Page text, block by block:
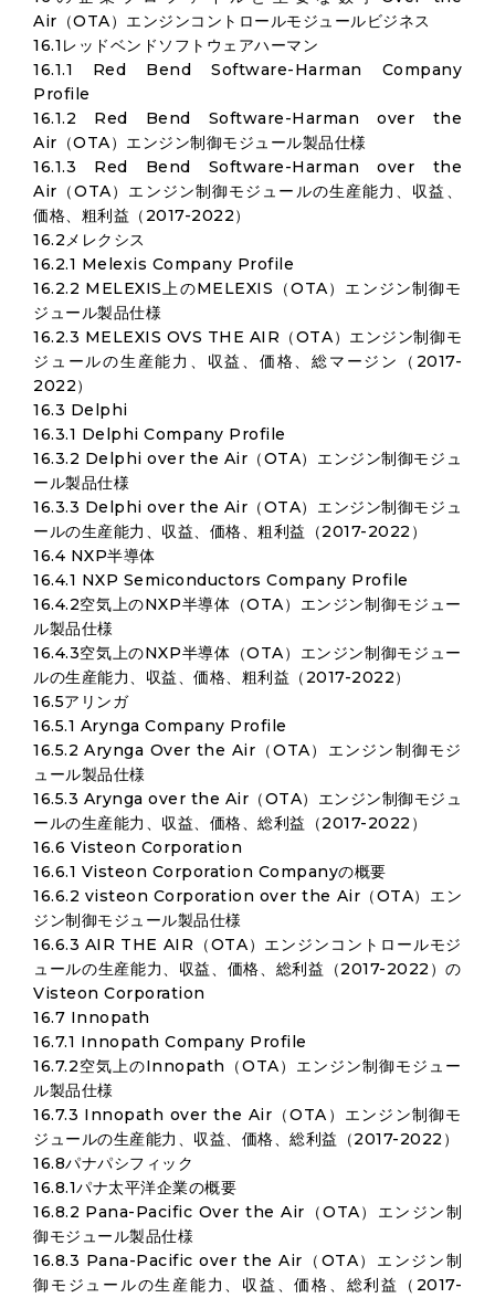
Air（OTA）エンジンコントロールモジュールビジネス
16.1レッドベンドソフトウェアハーマン
16.1.1 Red Bend Software-Harman Company
Profile
16.1.2 Red Bend Software-Harman over the
Air（OTA）エンジン制御モジュール製品仕様
16.1.3 Red Bend Software-Harman over the
Air（OTA）エンジン制御モジュールの生産能力、収益、
価格、粗利益（2017-2022）
16.2メレクシス
16.2.1 Melexis Company Profile
16.2.2 MELEXIS上のMELEXIS（OTA）エンジン制御モ
ジュール製品仕様
16.2.3 MELEXIS OVS THE AIR（OTA）エンジン制御モ
ジュールの生産能力、収益、価格、総マージン（2017-
2022）
16.3 Delphi
16.3.1 Delphi Company Profile
16.3.2 Delphi over the Air（OTA）エンジン制御モジュ
ール製品仕様
16.3.3 Delphi over the Air（OTA）エンジン制御モジュ
ールの生産能力、収益、価格、粗利益（2017-2022）
16.4 NXP半導体
16.4.1 NXP Semiconductors Company Profile
16.4.2空気上のNXP半導体（OTA）エンジン制御モジュー
ル製品仕様
16.4.3空気上のNXP半導体（OTA）エンジン制御モジュー
ルの生産能力、収益、価格、粗利益（2017-2022）
16.5アリンガ
16.5.1 Arynga Company Profile
16.5.2 Arynga Over the Air（OTA）エンジン制御モジ
ュール製品仕様
16.5.3 Arynga over the Air（OTA）エンジン制御モジュ
ールの生産能力、収益、価格、総利益（2017-2022）
16.6 Visteon Corporation
16.6.1 Visteon Corporation Companyの概要
16.6.2 visteon Corporation over the Air（OTA）エン
ジン制御モジュール製品仕様
16.6.3 AIR THE AIR（OTA）エンジンコントロールモジ
ュールの生産能力、収益、価格、総利益（2017-2022）の
Visteon Corporation
16.7 Innopath
16.7.1 Innopath Company Profile
16.7.2空気上のInnopath（OTA）エンジン制御モジュー
ル製品仕様
16.7.3 Innopath over the Air（OTA）エンジン制御モ
ジュールの生産能力、収益、価格、総利益（2017-2022）
16.8パナパシフィック
16.8.1パナ太平洋企業の概要
16.8.2 Pana-Pacific Over the Air（OTA）エンジン制
御モジュール製品仕様
16.8.3 Pana-Pacific over the Air（OTA）エンジン制
御モジュールの生産能力、収益、価格、総利益（2017-